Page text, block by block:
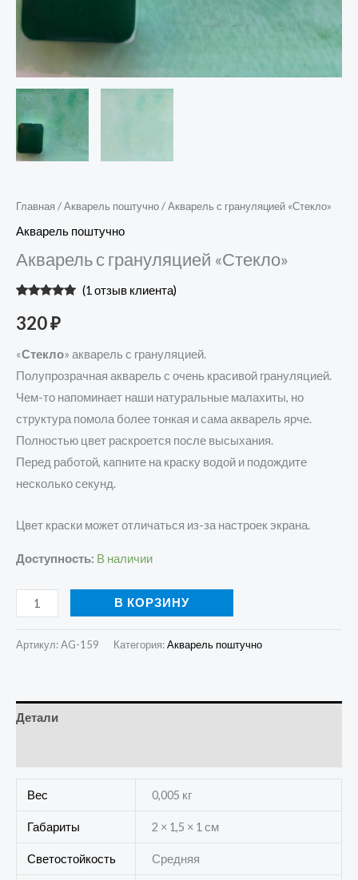
Главная /Акварель поштучно/ Акварель с грануляцией «Стекло»
Акварель поштучно
Акварель с грануляцией «Стекло»
5.00из 5 на
основе
пользователя
(1 отзыв клиента)
320₽
«Стекло» акварель с грануляцией.
Полупрозрачная акварель с очень красивой грануляцией.
Чем-то напоминает наши натуральные малахиты, но
структура помола более тонкая и сама акварель ярче.
Полностью цвет раскроется после высыхания.
Перед работой, капните на краску водой и подождите
несколько секунд.
Цвет краски может отличаться из-за настроек экрана.
Доступность: В наличии
В КОРЗИНУ
Артикул:AG-159 Категория:Акварель поштучно
Детали
Вес 0,005 кг
Габариты 2 × 1,5 × 1 см
Светостойкость Средняя